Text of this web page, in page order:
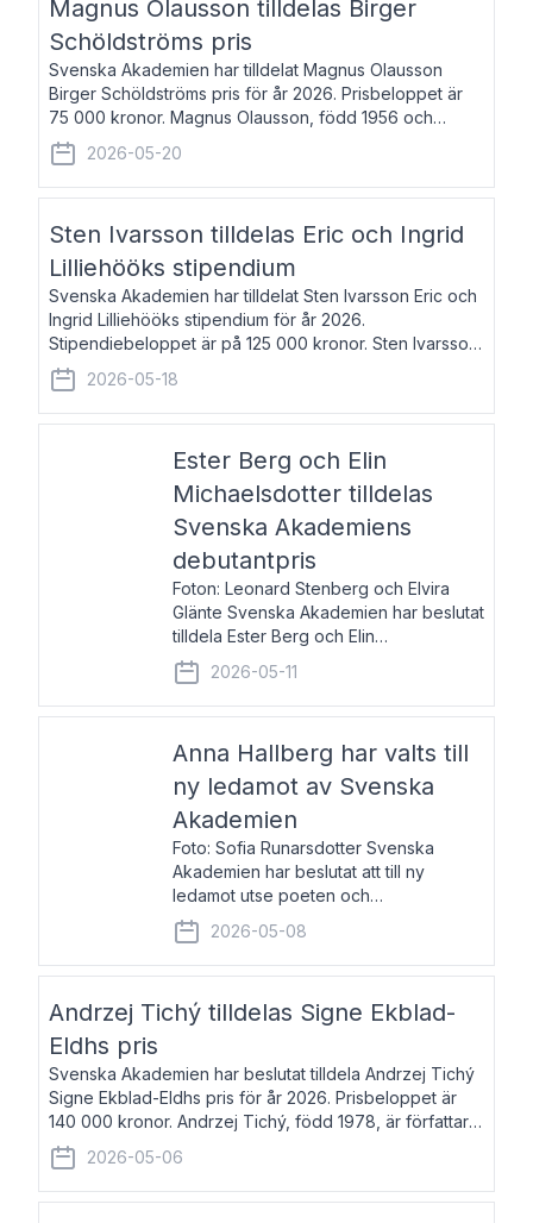
Magnus Olausson tilldelas Birger
Schöldströms pris
Svenska Akademien har tilldelat Magnus Olausson
Birger Schöldströms pris för år 2026. Prisbeloppet är
75 000 kronor. Magnus Olausson, född 1956 och
bosatt i Stockholm, är konstvetare, museiman och
hovman. Han disputerade 1993 vid Uppsala un
2026-05-20
Sten Ivarsson tilldelas Eric och Ingrid
Lilliehööks stipendium
Svenska Akademien har tilldelat Sten Ivarsson Eric och
Ingrid Lilliehööks stipendium för år 2026.
Stipendiebeloppet är på 125 000 kronor. Sten Ivarsson,
född 1979, är mediateksamordnare vid
Söderslättsgymnasiet i Trelleborg. Här har han på
2026-05-18
Ester Berg och Elin
Michaelsdotter tilldelas
Svenska Akademiens
debutantpris
Foton: Leonard Stenberg och Elvira
Glänte Svenska Akademien har beslutat
tilldela Ester Berg och Elin
Michaelsdotter Svenska Akademiens
debutantpris för år 2026. Priset är
nyinstiftat och syftar till att lyfta fram
2026-05-11
Anna Hallberg har valts till
ny ledamot av Svenska
Akademien
Foto: Sofia Runarsdotter Svenska
Akademien har beslutat att till ny
ledamot utse poeten och
litteraturkritikern Anna Hallberg. Hon
efterträder poeten Tua Forsström på
stol 18 och kommer att ta sitt inträde vid
2026-05-08
Andrzej Tichý tilldelas Signe Ekblad-
Eldhs pris
Svenska Akademien har beslutat tilldela Andrzej Tichý
Signe Ekblad-Eldhs pris för år 2026. Prisbeloppet är
140 000 kronor. Andrzej Tichý, född 1978, är författare
och kulturskribent. Han debuterade 2005 med den
lovordade romanen Sex liter l
2026-05-06